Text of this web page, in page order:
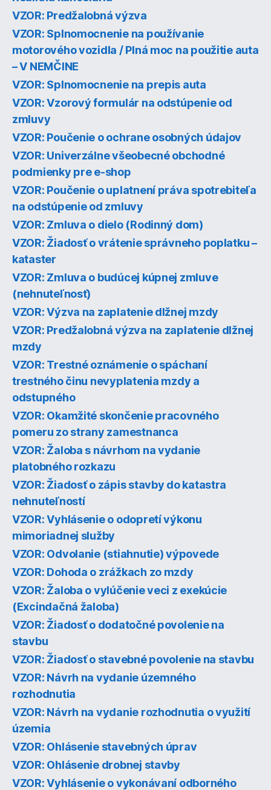
VZOR: Predžalobná výzva
VZOR: Splnomocnenie na používanie
motorového vozidla / Plná moc na použitie auta
– V NEMČINE
VZOR: Splnomocnenie na prepis auta
VZOR: Vzorový formulár na odstúpenie od
zmluvy
VZOR: Poučenie o ochrane osobných údajov
VZOR: Univerzálne všeobecné obchodné
podmienky pre e-shop
VZOR: Poučenie o uplatnení práva spotrebiteľa
na odstúpenie od zmluvy
VZOR: Zmluva o dielo (Rodinný dom)
VZOR: Žiadosť o vrátenie správneho poplatku –
kataster
VZOR: Zmluva o budúcej kúpnej zmluve
(nehnuteľnosť)
VZOR: Výzva na zaplatenie dlžnej mzdy
VZOR: Predžalobná výzva na zaplatenie dlžnej
mzdy
VZOR: Trestné oznámenie o spáchaní
trestného činu nevyplatenia mzdy a
odstupného
VZOR: Okamžité skončenie pracovného
pomeru zo strany zamestnanca
VZOR: Žaloba s návrhom na vydanie
platobného rozkazu
VZOR: Žiadosť o zápis stavby do katastra
nehnuteľností
VZOR: Vyhlásenie o odopretí výkonu
mimoriadnej služby
VZOR: Odvolanie (stiahnutie) výpovede
VZOR: Dohoda o zrážkach zo mzdy
VZOR: Žaloba o vylúčenie veci z exekúcie
(Excindačná žaloba)
VZOR: Žiadosť o dodatočné povolenie na
stavbu
VZOR: Žiadosť o stavebné povolenie na stavbu
VZOR: Návrh na vydanie územného
rozhodnutia
VZOR: Návrh na vydanie rozhodnutia o využití
územia
VZOR: Ohlásenie stavebných úprav
VZOR: Ohlásenie drobnej stavby
VZOR: Vyhlásenie o vykonávaní odborného